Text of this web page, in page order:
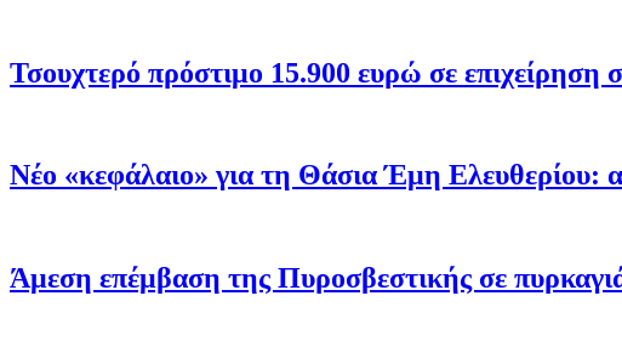
Τσουχτερό πρόστιμο 15.900 ευρώ σε επιχείρηση
Νέο «κεφάλαιο» για τη Θάσια Έμη Ελευθερίου:
Άμεση επέμβαση της Πυροσβεστικής σε